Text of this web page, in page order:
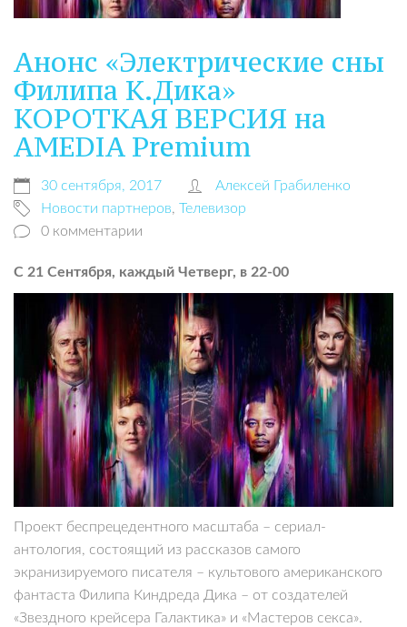
Анонс «Электрические сны
Филипа К.Дика»
КОРОТКАЯ ВЕРСИЯ на
АMEDIA Premium
30 сентября, 2017
Алексей Грабиленко
Новости партнеров, Телевизор
0 комментарии
С 21 Сентября, каждый Четверг, в 22-00
Проект беспрецедентного масштаба – сериал-
антология, состоящий из рассказов самого
экранизируемого писателя – культового американского
фантаста Филипа Киндреда Дика – от создателей
«Звездного крейсера Галактика» и «Мастеров секса».